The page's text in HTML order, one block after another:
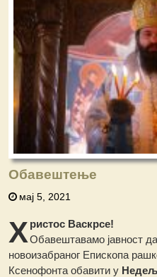
Обавештење
мај 5, 2021
Христос Васкрсе!
Обавештавамо јавност
новоизабраног Епископа
Ксенофонта обавити у